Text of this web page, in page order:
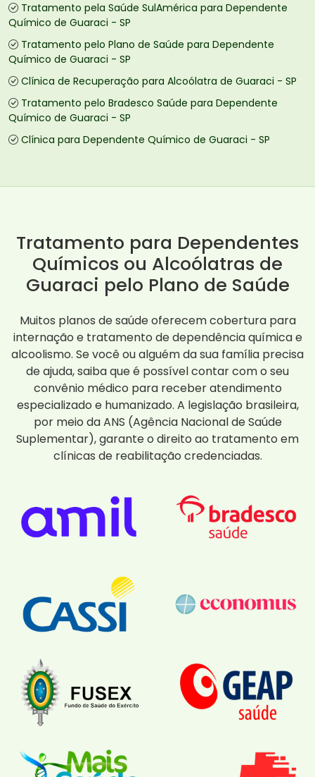
Tratamento pela Saúde SulAmérica para Dependente
Químico de Guaraci - SP
Tratamento pelo Plano de Saúde para Dependente
Químico de Guaraci - SP
Clínica de Recuperação para Alcoólatra de Guaraci - SP
Tratamento pelo Bradesco Saúde para Dependente
Químico de Guaraci - SP
Clínica para Dependente Químico de Guaraci - SP
Tratamento para Dependentes
Químicos ou Alcoólatras de
Guaraci pelo Plano de Saúde
Muitos planos de saúde oferecem cobertura para
internação e tratamento de dependência química e
alcoolismo. Se você ou alguém da sua família precisa
de ajuda, saiba que é possível contar com o seu
convênio médico para receber atendimento
especializado e humanizado. A legislação brasileira,
por meio da ANS (Agência Nacional de Saúde
Suplementar), garante o direito ao tratamento em
clínicas de reabilitação credenciadas.